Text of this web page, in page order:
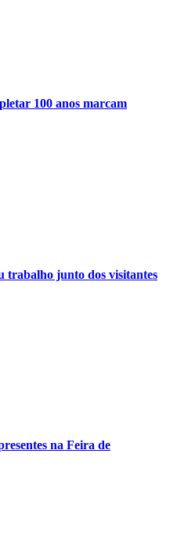
100 anos marcam
trabalho junto dos visitantes
na Feira de